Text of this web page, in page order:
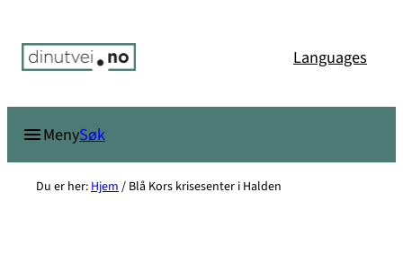
innhold
Languages
MenySøk
Du er her: Hjem / Blå Kors krisesenter i Halden